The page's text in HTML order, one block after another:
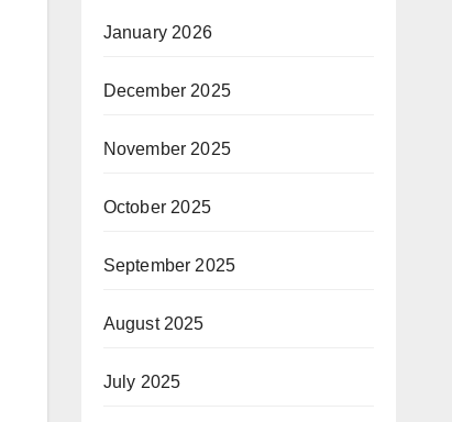
January 2026
December 2025
November 2025
October 2025
September 2025
August 2025
July 2025